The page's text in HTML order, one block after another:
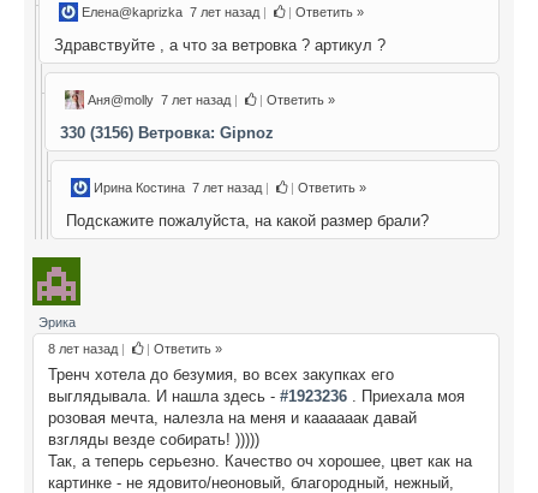
Елена@kaprizka 7 лет назад | | Ответить »
Здравствуйте , а что за ветровка ? артикул ?
Аня@molly 7 лет назад | | Ответить »
330 (3156) Ветровка: Gipnoz
Ирина Костина 7 лет назад | | Ответить »
Подскажите пожалуйста, на какой размер брали?
Эрика
8 лет назад | | Ответить »
Тренч хотела до безумия, во всех закупках его
выглядывала. И нашла здесь - #1923236 . Приехала моя
розовая мечта, налезла на меня и каааааак давай
взгляды везде собирать! )))))
Так, а теперь серьезно. Качество оч хорошее, цвет как на
картинке - не ядовито/неоновый, благородный, нежный,